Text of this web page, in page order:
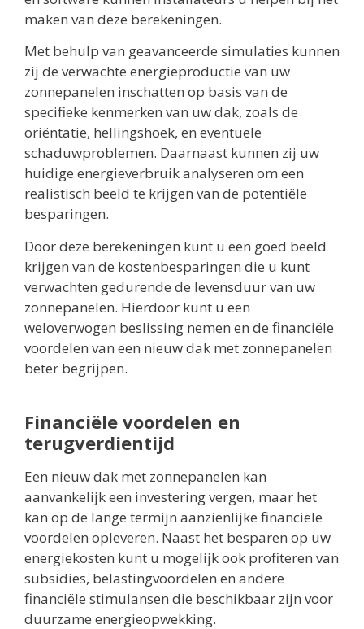
maken van deze berekeningen.
Met behulp van geavanceerde simulaties kunnen
zij de verwachte energieproductie van uw
zonnepanelen inschatten op basis van de
specifieke kenmerken van uw dak, zoals de
oriëntatie, hellingshoek, en eventuele
schaduwproblemen. Daarnaast kunnen zij uw
huidige energieverbruik analyseren om een
realistisch beeld te krijgen van de potentiële
besparingen.
Door deze berekeningen kunt u een goed beeld
krijgen van de kostenbesparingen die u kunt
verwachten gedurende de levensduur van uw
zonnepanelen. Hierdoor kunt u een
weloverwogen beslissing nemen en de financiële
voordelen van een nieuw dak met zonnepanelen
beter begrijpen.
Financiële voordelen en
terugverdientijd
Een nieuw dak met zonnepanelen kan
aanvankelijk een investering vergen, maar het
kan op de lange termijn aanzienlijke financiële
voordelen opleveren. Naast het besparen op uw
energiekosten kunt u mogelijk ook profiteren van
subsidies, belastingvoordelen en andere
financiële stimulansen die beschikbaar zijn voor
duurzame energieopwekking.